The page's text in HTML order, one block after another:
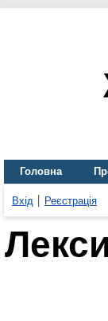
Головна
Вхід Реєстрація